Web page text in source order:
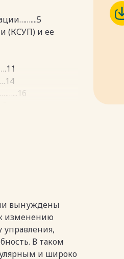
(КСУП) и ее
вынуждены
изменению
В таком
и широко